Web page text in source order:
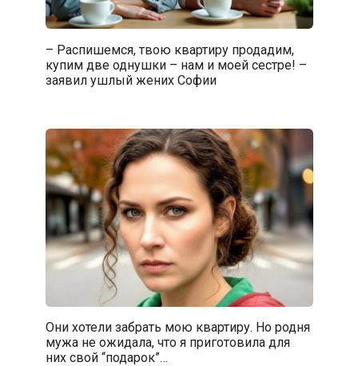
– Распишемся, твою квартиру продадим,
купим две однушки – нам и моей сестре! –
заявил ушлый жених Софии
Они хотели забрать мою квартиру. Но родня
мужа не ожидала, что я приготовила для
них свой “подарок”…